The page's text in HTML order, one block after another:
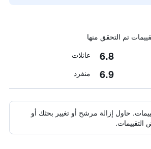
6.8 عائلات
6.9 منفرد
حاول إزالة مرشح أو تغيير بحثك أو